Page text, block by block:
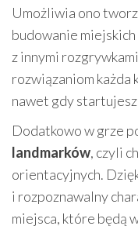
Umożliwia ono
budowanie
z innymi
rozwiązaniom każda
nawet gdy startujesz
Dodatkowo w grze
landmarków, czyli
orientacyjnych.
i rozpoznawalny
miejsca, które będą